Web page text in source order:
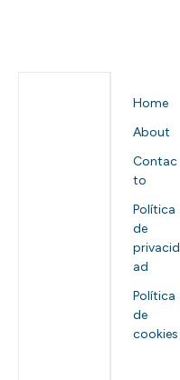
Home
About
Contac
to
Política
de
privacid
ad
Política
de
cookies